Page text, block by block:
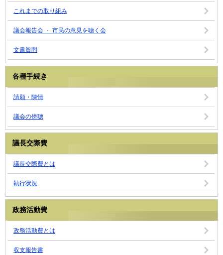
これまでの取り組み
議会報告会 ・ 市民の意見を聴く会
文書質問
各種手続き
請願・陳情
議会の傍聴
議長交際費
議長交際費とは
執行状況
政務活動費
政務活動費とは
収支報告書